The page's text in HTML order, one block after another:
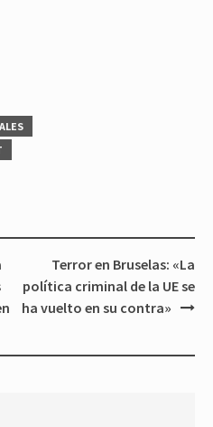
Terror en Bruselas: «La
política criminal de la UE se
ha vuelto en su contra»